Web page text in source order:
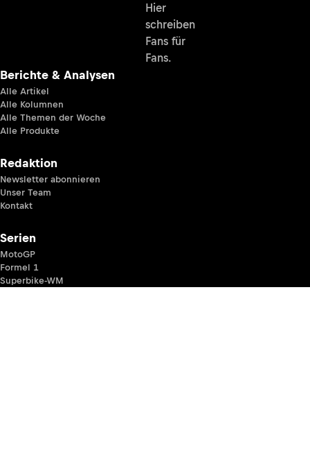
Hier
schreiben
Fans für
Fans.
Berichte & Analysen
Alle Artikel
Alle Kolumnen
Alle Themen der Woche
Alle Produkte
Redaktion
Newsletter abonnieren
Unser Team
Kontakt
Serien
MotoGP
Formel 1
Superbike-WM